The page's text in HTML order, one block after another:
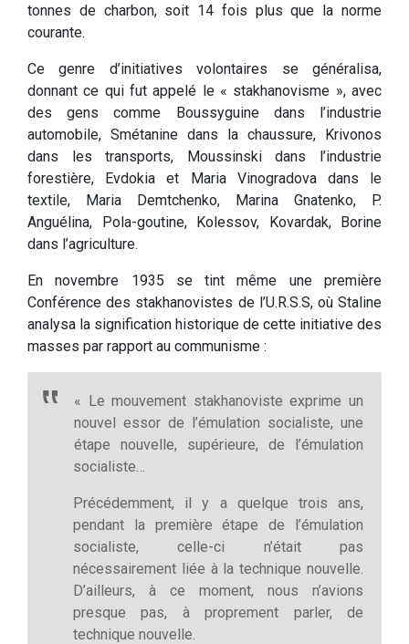
tonnes de charbon, soit 14 fois plus que la norme
courante.
Ce genre d’initiatives volontaires se généralisa,
donnant ce qui fut appelé le « stakhanovisme », avec
des gens comme Boussyguine dans l’industrie
automobile, Smétanine dans la chaussure, Krivonos
dans les transports, Moussinski dans l’industrie
forestière, Evdokia et Maria Vinogradova dans le
textile, Maria Demtchenko, Marina Gnatenko, P.
Anguélina, Pola-goutine, Kolessov, Kovardak, Borine
dans l’agriculture.
En novembre 1935 se tint même une première
Conférence des stakhanovistes de l’U.R.S.S, où Staline
analysa la signification historique de cette initiative des
masses par rapport au communisme :
« Le mouvement stakhanoviste exprime un
nouvel essor de l’émulation socialiste, une
étape nouvelle, supérieure, de l’émulation
socialiste…
Précédemment, il y a quelque trois ans,
pendant la première étape de l’émulation
socialiste, celle-ci n’était pas
nécessairement liée à la technique nouvelle.
D’ailleurs, à ce moment, nous n’avions
presque pas, à proprement parler, de
technique nouvelle.